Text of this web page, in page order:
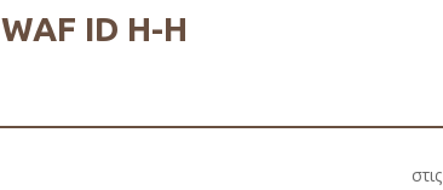
WAF ID H-H
στις